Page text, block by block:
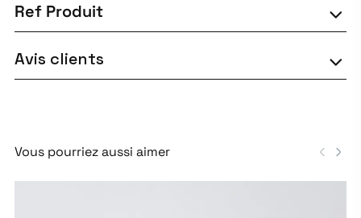
Ref Produit
Avis clients
Vous pourriez aussi aimer